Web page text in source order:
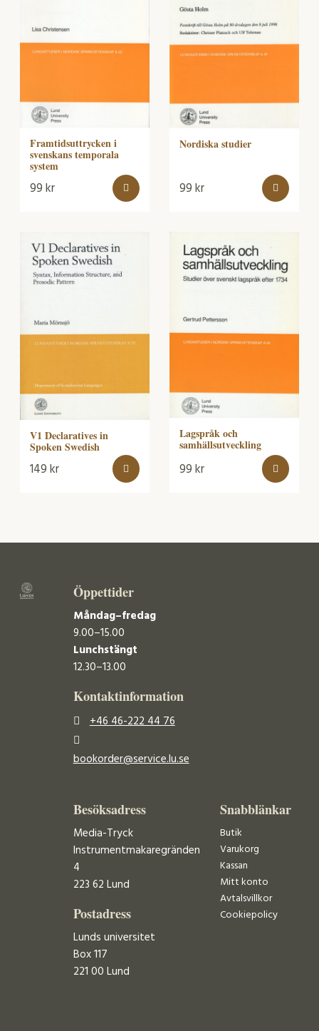
Framtidsuttrycken i
svenskans temporala
system
99kr
Nordiska studier
99kr
V1 Declaratives in
Spoken Swedish
149kr
Lagspråk och
samhällsutveckling
99kr
Öppettider
Måndag–fredag
9.00–15.00
Lunchstängt
12.30–13.00
Kontaktinformation
+46 46-222 44 76
bookorder@service.lu.se
Besöksadress
Media-Tryck
Instrumentmakaregränden
4
223 62 Lund
Postadress
Lunds universitet
Box 117
221 00 Lund
Snabblänkar
Butik
Varukorg
Kassan
Mitt konto
Avtalsvillkor
Cookiepolicy